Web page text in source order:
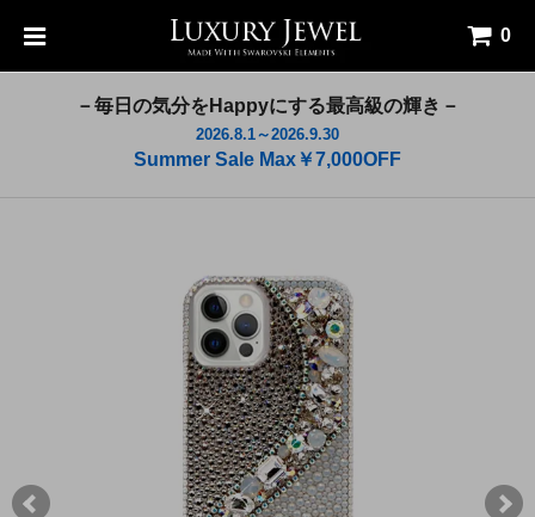
0
－毎日の気分をHappyにする最高級の輝き－
2026.8.1～2026.9.30
Summer Sale Max￥7,000OFF